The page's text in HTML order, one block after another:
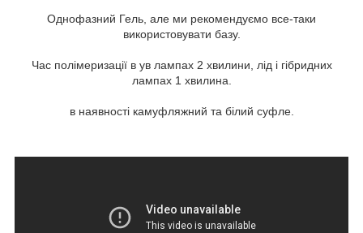
Однофазний Гель, але ми рекомендуємо все-таки
використовувати базу.
Час полімеризації в ув лампах 2 хвилини, лід і гібридних
лампах 1 хвилина.
в наявності камуфляжний та білий суфле.